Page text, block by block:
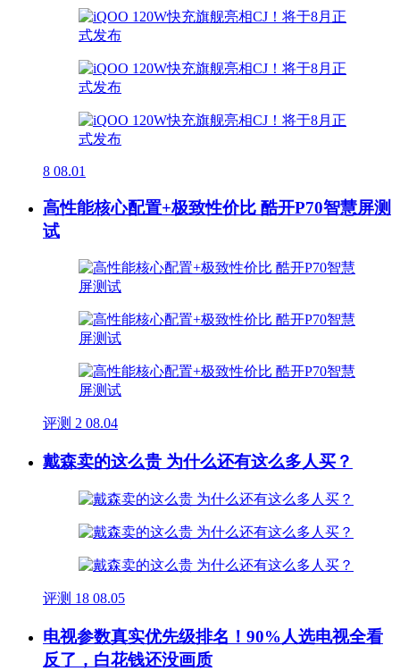
8 08.01
高性能核心配置+极致性价比 酷开P70智慧屏测
试
评测 2 08.04
戴森卖的这么贵 为什么还有这么多人买？
评测 18 08.05
电视参数真实优先级排名！90%人选电视全看
反了，白花钱还没画质